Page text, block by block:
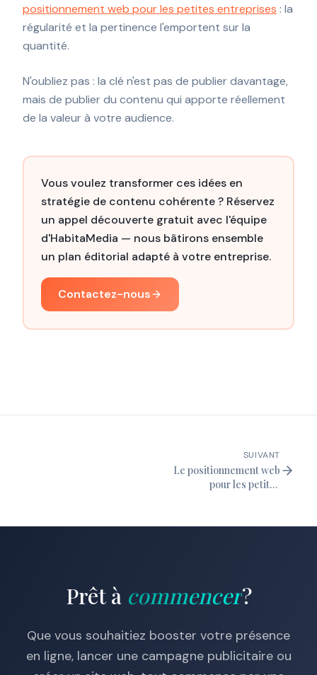
positionnement web pour les petites entreprises : la
régularité et la pertinence l'emportent sur la
quantité.
N'oubliez pas : la clé n'est pas de publier davantage,
mais de publier du contenu qui apporte réellement
de la valeur à votre audience.
Vous voulez transformer ces idées en
stratégie de contenu cohérente ? Réservez
un appel découverte gratuit avec l'équipe
d'HabitaMedia — nous bâtirons ensemble
un plan éditorial adapté à votre entreprise.
Contactez-nous
SUIVANT
Le positionnement web
pour les petites
investissement
Prêt à commencer?
Que vous souhaitiez booster votre présence
en ligne, lancer une campagne publicitaire ou